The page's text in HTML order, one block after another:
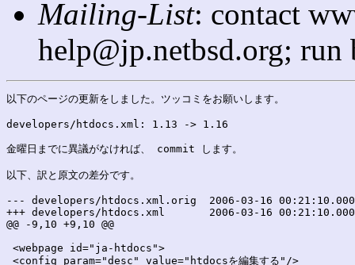
Mailing-List: contact
help@jp.netbsd.org;
以下のページの更新をしました。ツッコミをお願いします。
developers/htdocs.xml: 1.13 -> 1.16
金曜日までに異議がなければ、 commit します。
以下、訳と原文の差分です。
--- developers/htdocs.xml.orig	2006-03-16 00:21:10.000000000 +0900
+++ developers/htdocs.xml	2006-03-16 00:21:10.000000000 +0900
@@ -9,10 +9,10 @@
<webpage id="ja-htdocs">
<config param="desc" value="htdocsを編集する"/>